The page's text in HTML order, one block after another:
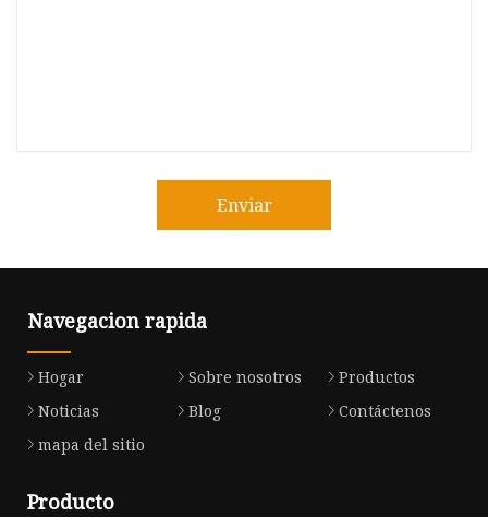
Enviar
Navegacion rapida
Hogar Sobre nosotros
Productos
Noticias
Blog
Contáctenos
mapa del sitio
Producto